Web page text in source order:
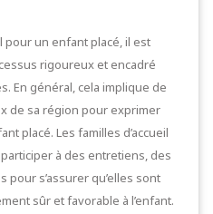
pour un enfant placé, il est
rigoureux et encadré
En général, cela implique de
de sa région pour exprimer
placé. Les familles d’accueil
à des entretiens, des
s’assurer qu’elles sont
sûr et favorable à l’enfant.